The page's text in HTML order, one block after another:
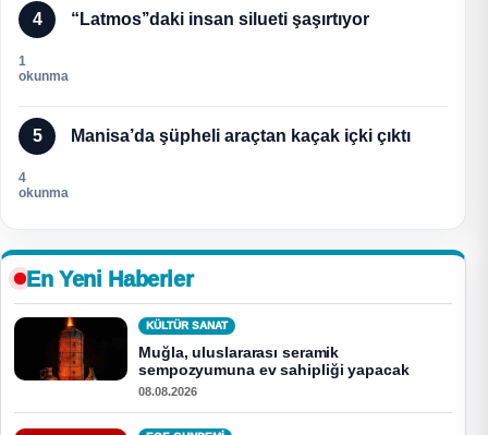
4 “Latmos’’daki insan silueti şaşırtıyor
1
okunma
5 Manisa’da şüpheli araçtan kaçak içki çıktı
4
okunma
En Yeni Haberler
KÜLTÜR SANAT
Muğla, uluslararası seramik
sempozyumuna ev sahipliği yapacak
08.08.2026